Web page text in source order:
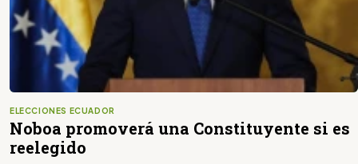
ELECCIONES ECUADOR
Noboa promoverá una Constituyente si es
reelegido